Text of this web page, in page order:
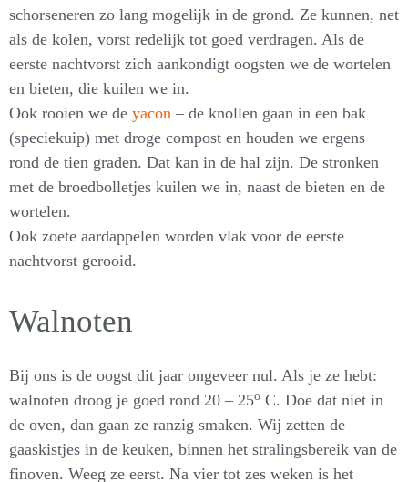
schorseneren zo lang mogelijk in de grond. Ze kunnen, net
als de kolen, vorst redelijk tot goed verdragen. Als de
eerste nachtvorst zich aankondigt oogsten we de wortelen
en bieten, die kuilen we in.
Ook rooien we de yacon – de knollen gaan in een bak
(speciekuip) met droge compost en houden we ergens
rond de tien graden. Dat kan in de hal zijn. De stronken
met de broedbolletjes kuilen we in, naast de bieten en de
wortelen.
Ook zoete aardappelen worden vlak voor de eerste
nachtvorst gerooid.
Walnoten
Bij ons is de oogst dit jaar ongeveer nul. Als je ze hebt:
walnoten droog je goed rond 20 – 25o C. Doe dat niet in
de oven, dan gaan ze ranzig smaken. Wij zetten de
gaaskistjes in de keuken, binnen het stralingsbereik van de
finoven. Weeg ze eerst. Na vier tot zes weken is het